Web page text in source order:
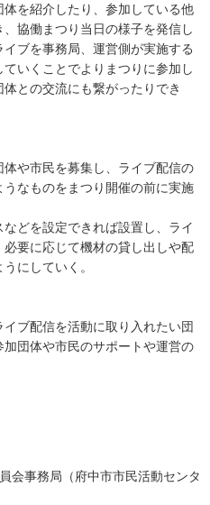
を紹介したり、参加している他
協働まつり当日の様子を発信し
ブを事務局、運営側が実施する
いくことでよりまつりに参加し
との交流にも繋がったりでき
や市民を募集し、ライブ配信の
なものをまつり開催の前に実施
どを設定できれば設置し、ライ
要に応じて機材の貸し出しや配
にしていく。
ブ配信を活動に取り入れたい団
団体や市民のサポートや運営の
会事務局（府中市市民活動センタ